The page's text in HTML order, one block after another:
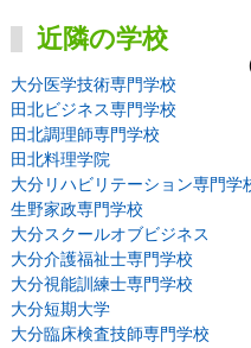
近隣の学校
大分医学技術専門学校
田北ビジネス専門学校
田北調理師専門学校
田北料理学院
大分リハビリテーション専門学
生野家政専門学校
大分スクールオブビジネス
大分介護福祉士専門学校
大分視能訓練士専門学校
大分短期大学
大分臨床検査技師専門学校